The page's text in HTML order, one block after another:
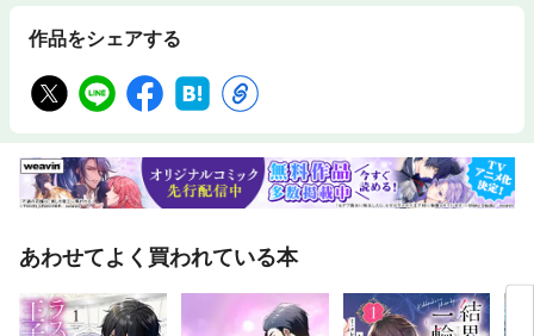
作品をシェアする
あわせてよく買われている本